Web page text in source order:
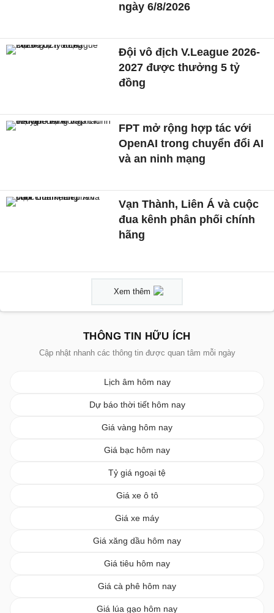
ngày 6/8/2026
Đội vô địch V.League 2026-
2027 được thưởng 5 tỷ
đồng
FPT mở rộng hợp tác với
OpenAI trong chuyển đổi AI
và an ninh mạng
Vạn Thành, Liên Á và cuộc
đua kênh phân phối chính
hãng
Xem thêm
THÔNG TIN HỮU ÍCH
Cập nhật nhanh các thông tin được quan tâm mỗi ngày
Lịch âm hôm nay
Dự báo thời tiết hôm nay
Giá vàng hôm nay
Giá bạc hôm nay
Tỷ giá ngoại tệ
Giá xe ô tô
Giá xe máy
Giá xăng dầu hôm nay
Giá tiêu hôm nay
Giá cà phê hôm nay
Giá lúa gạo hôm nay